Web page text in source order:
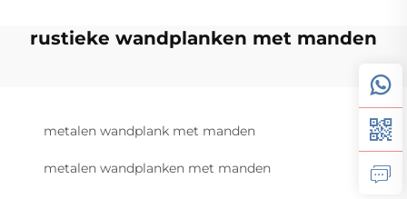
rustieke wandplanken met manden
metalen wandplank met manden
metalen wandplanken met manden